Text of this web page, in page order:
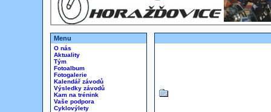
Menu
O nás
Aktuality
Tým
Fotoalbum
Fotogalerie
Kalendář závodů
Výsledky závodů
Kam na trénink
Vaše podpora
Cyklovýlety